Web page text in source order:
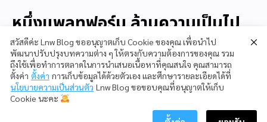
หนึ่งแพลทฟอร์ม ล้านความเป็นไป
ได้
สนใจใช้ LnwShop
สวัสดีค่ะ Lnw Blog ขออนุญาตเก็บ Cookie ของคุณ เพื่อนำไป
พัฒนาปรับปรุงบทความต่าง ๆ ให้ตรงกับความต้องการของคุณ รวม
ถึงใช้เพื่อทำการตลาดในการนำเสนอเนื้อหาที่คุณสนใจ คุณสามารถ
ตั้งค่า ตั้งค่า การเก็บข้อมูลได้ด้วยตัวเอง และศึกษารายละเอียดได้ที่
นโยบายความเป็นส่วนตัว Lnw Blog ขอขอบคุณที่อนุญาตให้เก็บ
Cookie นะคะ